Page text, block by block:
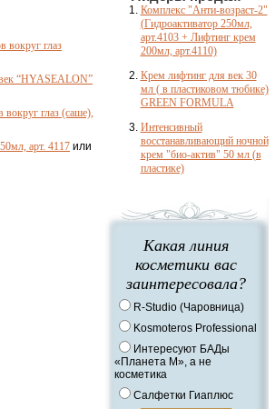
вокруг глаз
“HYASEALON”
глаз (саше),
арт. 4117 или
Комплекс "Анти-возраст-2"
(Гидроактиватор 250мл,
арт.4103 + Лифтинг крем
200мл, арт.4110)
Крем лифтинг для век 30
мл ( в пластиковом тюбике)
GREEN FORMULA
Интенсивный
восстанавливающий ночной
крем "био-актив" 50 мл (в
пластике)
Какая линия
косметики вас
заинтересовала?
R-Studio (Чаровница)
Kosmoteros Professional
Интересуют БАДы
«Планета М», а не
косметика
Салфетки Гиаплюс